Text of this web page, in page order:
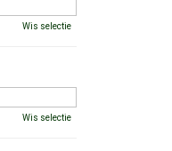
Wis selectie
Wis selectie